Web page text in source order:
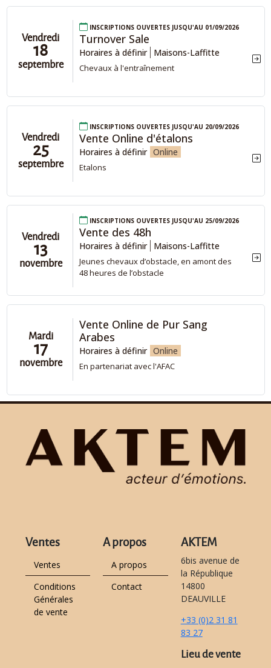
Vendredi
18
septembre
Inscriptions ouvertes jusqu'au 01/09/2026
Turnover Sale
Horaires à définir Maisons-Laffitte
Chevaux à l'entraînement
Vendredi
25
septembre
Inscriptions ouvertes jusqu'au 20/09/2026
Vente Online d'étalons
Horaires à définir Online
Etalons
Vendredi
13
novembre
Inscriptions ouvertes jusqu'au 25/09/2026
Vente des 48h
Horaires à définir Maisons-Laffitte
Jeunes chevaux d’obstacle, en amont des
48 heures de l’obstacle​
Mardi
17
novembre
Vente Online de Pur Sang
Arabes
Horaires à définir Online
En partenariat avec l'AFAC
Ventes
Ventes
Conditions
Générales
de vente
A propos
A propos
Contact
AKTEM
6bis avenue de
la République
14800
DEAUVILLE
+33 (0)2 31 81
83 27
Lieu de vente